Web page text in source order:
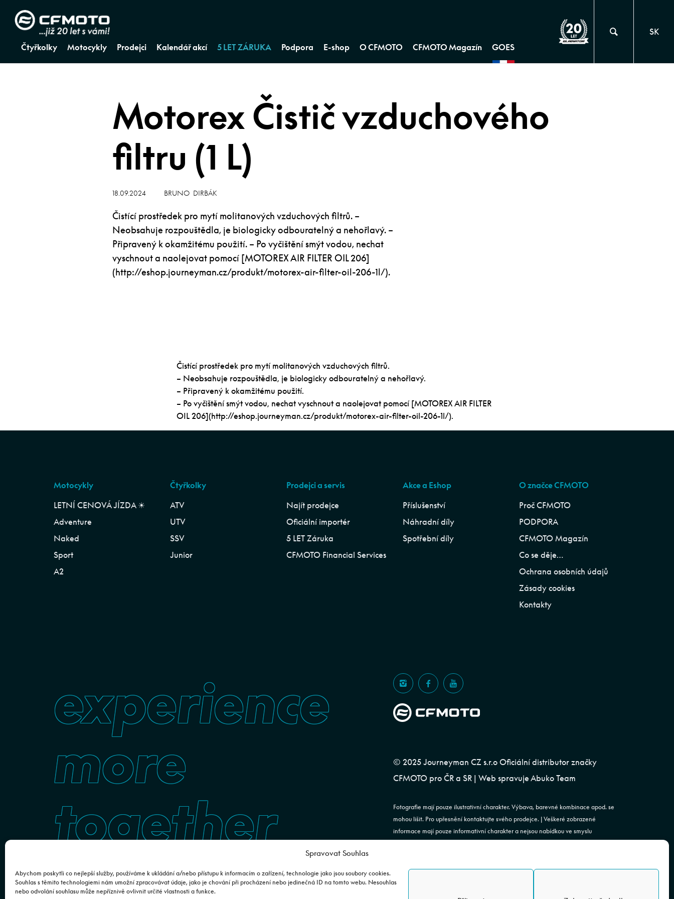
Spravovat Souhlas
Abychom poskytli co nejlepší služby, používáme k ukládání a/nebo přístupu k informacím o zařízení, technologie jako jsou soubory cookies.
Souhlas s těmito technologiemi nám umožní zpracovávat údaje, jako je chování při procházení nebo jedinečná ID na tomto webu. Nesouhlas
nebo odvolání souhlasu může nepříznivě ovlivnit určité vlastnosti a funkce.
Čtyřkolky Motocykly Prodejci Kalendář akcí 5 LET ZÁRUKA Podpora E-shop O CFMOTO CFMOTO Magazín GOES
SK
Motorex Čistič vzduchového
filtru (1 L)
18.09.2024 BRUNO DIRBÁK
Čistící prostředek pro mytí molitanových vzduchových filtrů. –
Neobsahuje rozpouštědla, je biologicky odbouratelný a nehořlavý. –
Připravený k okamžitému použití. – Po vyčištění smýt vodou, nechat
vyschnout a naolejovat pomocí [MOTOREX AIR FILTER OIL 206]
(http://eshop.journeyman.cz/produkt/motorex-air-filter-oil-206-1l/).
Čistící prostředek pro mytí molitanových vzduchových filtrů.
– Neobsahuje rozpouštědla, je biologicky odbouratelný a nehořlavý.
– Připravený k okamžitému použití.
– Po vyčištění smýt vodou, nechat vyschnout a naolejovat pomocí [MOTOREX AIR FILTER
OIL 206](http://eshop.journeyman.cz/produkt/motorex-air-filter-oil-206-1l/).
Motocykly
LETNÍ CENOVÁ JÍZDA ☀︎
Adventure
Naked
Sport
A2
Čtyřkolky
ATV
UTV
SSV
Junior
Prodejci a servis
Najít prodejce
Oficiální importér
5 LET Záruka
CFMOTO Financial Services
Akce a Eshop
Příslušenství
Náhradní díly
Spotřební díly
O značce CFMOTO
Proč CFMOTO
PODPORA
CFMOTO Magazín
Co se děje…
Ochrana osobních údajů
Zásady cookies
Kontakty
experience
more
together
© 2025 Journeyman CZ s.r.o Oficiální distributor značky
CFMOTO pro ČR a SR | Web spravuje Abuko Team
Fotografie mají pouze ilustrativní charakter. Výbava, barevné kombinace apod. se
mohou lišit. Pro upřesnění kontaktujte svého prodejce. | Veškeré zobrazené
informace mají pouze informativní charakter a nejsou nabídkou ve smyslu